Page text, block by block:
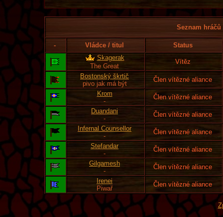
Seznam
- Vládce / titul
Status
Skagerak
The Great
Vítěz
Bostonský škrtič
pivo jak má být
Člen vítězné aliance
Krom
-
Člen vítězné aliance
Duandani
-
Člen vítězné aliance
Infernal Counsellor
-
Člen vítězné aliance
Stefandar
-
Člen vítězné aliance
Gilgamesh
-
Člen vítězné aliance
Irenei
Piwař
Člen vítězné aliance